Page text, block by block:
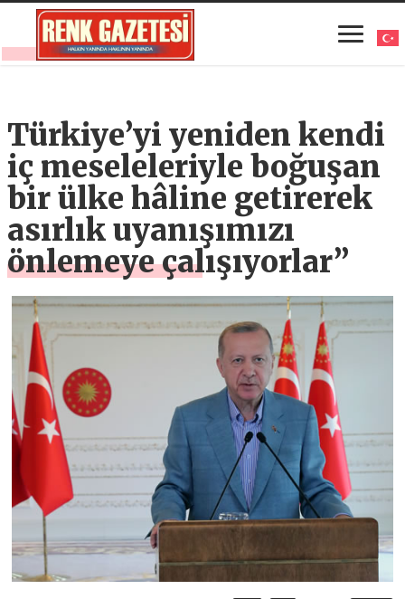
Türkiye’yi yeniden kendi
iç meseleleriyle boğuşan
bir ülke hâline getirerek
asırlık uyanışımızı
önlemeye çalışıyorlar”